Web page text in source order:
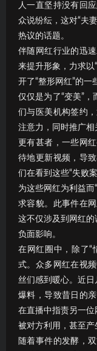
人一直坚持没有回
众说纷纭，这对“夫
热议的话题。
伴随网红行业的迅
来提升形象，力求以
开了“整形网红”的
仅仅是为了“变美”
们与医美机构签约
注意力，同时推广相
更有甚者，一些网
待地更新视频，导
们在看到这些“失败
为这些网红为利益而
求容貌。此事件在
这不仅涉及到网红的
负面影响。
在网红圈中，除了“
式。众多网红在视
丝们感到暖心。近日
爆料，导致昔日的
在直播中指责另一位
被对方利用，甚至产
随着事件的发酵，